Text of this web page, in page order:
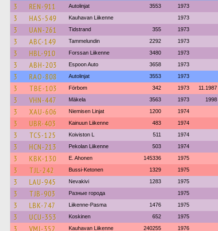
3 REN-911 Autolinjat 3553 1973
3 HAS-549 Kauhavan Liikenne 1973
3 UAN-261 Tidstrand 355 1973
3 ABC-149 Tammelundin 2292 1973
3 HBL-910 Forssan Liikenne 3480 1973
3 ABH-203 Espoon Auto 3658 1973
3 RAO-808 Autolinjat 3553 1973
3 TBE-103 Förbom 342 1973 11.1987
3 VHN-447 Mäkela 3563 1973 1998
3 XAU-606 Niemisen Linjat 1200 1974
3 UBR-403 Kainuun Liikenne 483 1974
3 TCS-125 Koiviston L 511 1974
3 HCN-213 Pekolan Liikenne 503 1974
3 KBK-130 E. Ahonen 145336 1975
3 TJL-242 Bussi-Ketonen 1329 1975
3 LAU-945 Nevakivi 1283 1975
3 TJB-903 Разные города 1975
3 LBK-747 Liikenne-Pasma 1476 1975
3 UCU-353 Koskinen 652 1975
3 VMJ-352 Kauhavan Liikenne 240255 1976